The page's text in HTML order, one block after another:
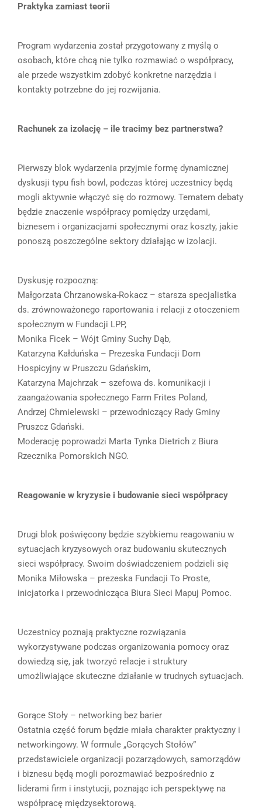
Praktyka zamiast teorii
Program wydarzenia został przygotowany z myślą o
osobach, które chcą nie tylko rozmawiać o współpracy,
ale przede wszystkim zdobyć konkretne narzędzia i
kontakty potrzebne do jej rozwijania.
Rachunek za izolację – ile tracimy bez partnerstwa?
Pierwszy blok wydarzenia przyjmie formę dynamicznej
dyskusji typu fish bowl, podczas której uczestnicy będą
mogli aktywnie włączyć się do rozmowy. Tematem debaty
będzie znaczenie współpracy pomiędzy urzędami,
biznesem i organizacjami społecznymi oraz koszty, jakie
ponoszą poszczególne sektory działając w izolacji.
Dyskusję rozpoczną:
Małgorzata Chrzanowska-Rokacz – starsza specjalistka
ds. zrównoważonego raportowania i relacji z otoczeniem
społecznym w Fundacji LPP,
Monika Ficek – Wójt Gminy Suchy Dąb,
Katarzyna Kałduńska – Prezeska Fundacji Dom
Hospicyjny w Pruszczu Gdańskim,
Katarzyna Majchrzak – szefowa ds. komunikacji i
zaangażowania społecznego Farm Frites Poland,
Andrzej Chmielewski – przewodniczący Rady Gminy
Pruszcz Gdański.
Moderację poprowadzi Marta Tynka Dietrich z Biura
Rzecznika Pomorskich NGO.
Reagowanie w kryzysie i budowanie sieci współpracy
Drugi blok poświęcony będzie szybkiemu reagowaniu w
sytuacjach kryzysowych oraz budowaniu skutecznych
sieci współpracy. Swoim doświadczeniem podzieli się
Monika Miłowska – prezeska Fundacji To Proste,
inicjatorka i przewodnicząca Biura Sieci Mapuj Pomoc.
Uczestnicy poznają praktyczne rozwiązania
wykorzystywane podczas organizowania pomocy oraz
dowiedzą się, jak tworzyć relacje i struktury
umożliwiające skuteczne działanie w trudnych sytuacjach.
Gorące Stoły – networking bez barier
Ostatnia część forum będzie miała charakter praktyczny i
networkingowy. W formule „Gorących Stołów”
przedstawiciele organizacji pozarządowych, samorządów
i biznesu będą mogli porozmawiać bezpośrednio z
liderami firm i instytucji, poznając ich perspektywę na
współpracę międzysektorową.